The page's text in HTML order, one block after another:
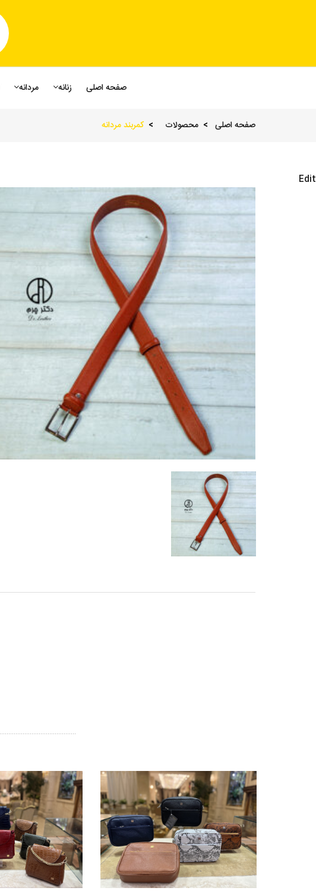
صفحه اصلی زنانه مردانه
صفحه اصلی محصولات کمربند مردانه
Edit